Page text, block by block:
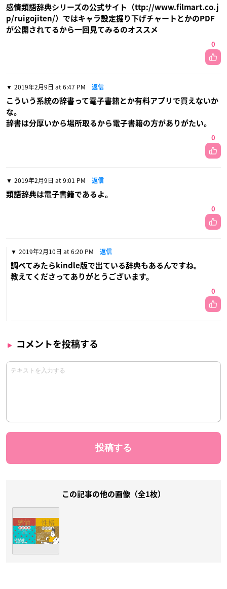
感情類語辞典シリーズの公式サイト（ttp://www.filmart.co.j
p/ruigojiten/）ではキャラ設定掘り下げチャートとかのPDF
が公開されてるから一回見てみるのオススメ
0
2019年2月9日 at 6:47 PM 返信
こういう系統の辞書って電子書籍とか有料アプリで買えないか
な。
辞書は分厚いから場所取るから電子書籍の方がありがたい。
0
2019年2月9日 at 9:01 PM 返信
類語辞典は電子書籍であるよ。
0
2019年2月10日 at 6:20 PM 返信
調べてみたらkindle版で出ている辞典もあるんですね。
教えてくださってありがとうございます。
0
コメントを投稿する
この記事の他の画像（全1枚）